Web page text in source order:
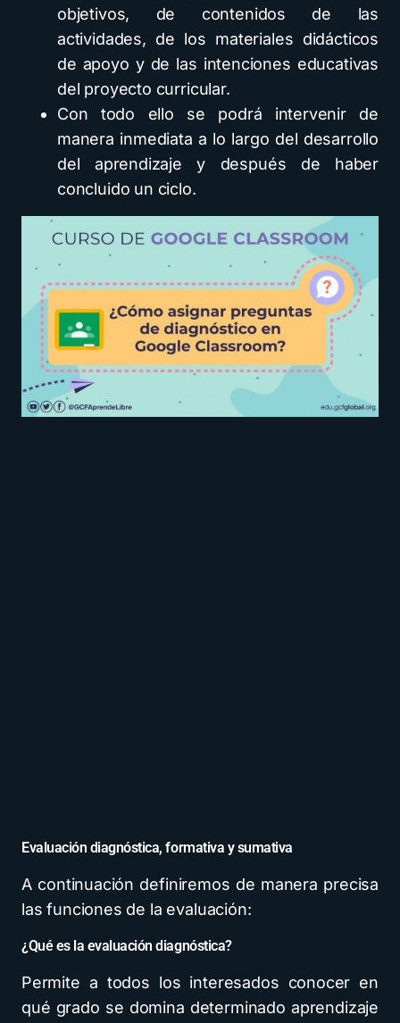
objetivos, de contenidos de las
actividades, de los materiales didácticos
de apoyo y de las intenciones educativas
del proyecto curricular.
Con todo ello se podrá intervenir de
manera inmediata a lo largo del desarrollo
del aprendizaje y después de haber
concluido un ciclo.
Evaluación diagnóstica, formativa y sumativa
A continuación definiremos de manera precisa
las funciones de la evaluación:
¿Qué es la evaluación diagnóstica?
Permite a todos los interesados conocer en
qué grado se domina determinado aprendizaje